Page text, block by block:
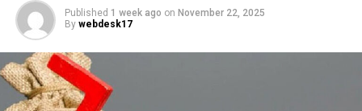
Published 1 week ago on November 22, 2025
By webdesk17